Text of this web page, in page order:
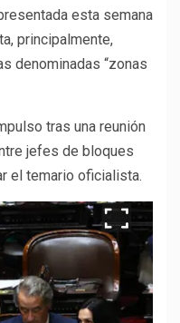
esta semana
principalmente,
denominadas “zonas
tras una reunión
jefes de bloques
el temario oficialista.